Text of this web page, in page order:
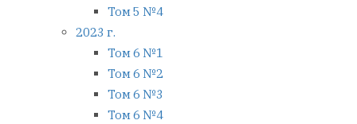
Том 5 №4
2023 г.
Том 6 №1
Том 6 №2
Том 6 №3
Том 6 №4